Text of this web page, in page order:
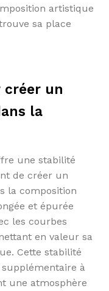
artistique
sa place
un
la
une stabilité
de créer un
la composition
et épurée
les courbes
en valeur sa
Cette stabilité
à
une atmosphère